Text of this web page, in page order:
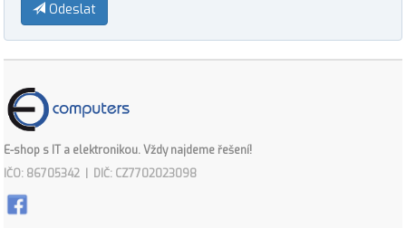
Odeslat
E-shop s IT a elektronikou. Vždy najdeme řešení!
IČO: 86705342 | DIČ: CZ7702023098